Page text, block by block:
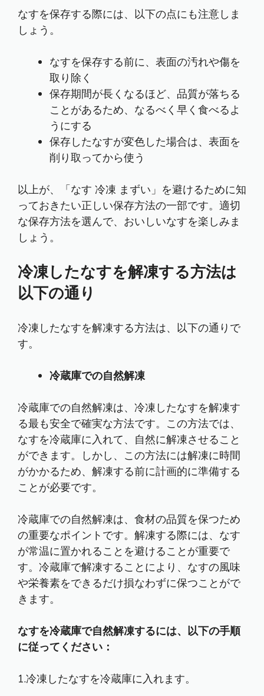
なすを保存する際には、以下の点にも注意しま
しょう。
なすを保存する前に、表面の汚れや傷を
取り除く
保存期間が長くなるほど、品質が落ちる
ことがあるため、なるべく早く食べるよ
うにする
保存したなすが変色した場合は、表面を
削り取ってから使う
以上が、「なす 冷凍 まずい」を避けるために知
っておきたい正しい保存方法の一部です。適切
な保存方法を選んで、おいしいなすを楽しみま
しょう。
冷凍したなすを解凍する方法は
以下の通り
冷凍したなすを解凍する方法は、以下の通りで
す。
冷蔵庫での自然解凍
冷蔵庫での自然解凍は、冷凍したなすを解凍す
る最も安全で確実な方法です。この方法では、
なすを冷蔵庫に入れて、自然に解凍させること
ができます。しかし、この方法には解凍に時間
がかかるため、解凍する前に計画的に準備する
ことが必要です。
冷蔵庫での自然解凍は、食材の品質を保つため
の重要なポイントです。解凍する際には、なす
が常温に置かれることを避けることが重要で
す。冷蔵庫で解凍することにより、なすの風味
や栄養素をできるだけ損なわずに保つことがで
きます。
なすを冷蔵庫で自然解凍するには、以下の手順
に従ってください：
1.冷凍したなすを冷蔵庫に入れます。